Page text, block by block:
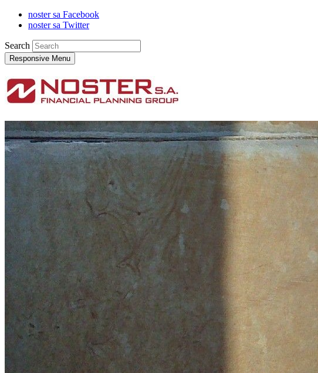
noster sa Facebook
noster sa Twitter
Search
Responsive Menu